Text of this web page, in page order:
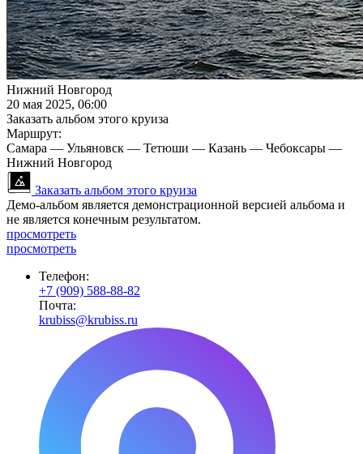
Нижний Новгород
20 мая 2025, 06:00
Заказать альбом этого круиза
Маршрут:
Самара — Ульяновск — Тетюши — Казань — Чебоксары —
Нижний Новгород
Заказать альбом этого круиза
Демо-альбом является демонстрационной версией альбома и
не является конечным результатом.
просмотреть
просмотреть
Телефон:
+7 (909) 588-88-82
Почта:
krubiss@krubiss.ru